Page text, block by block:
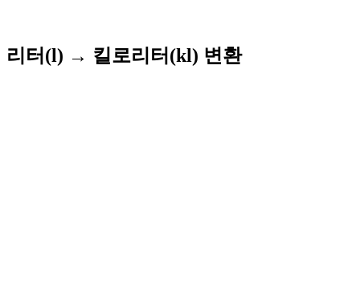
리터(l) → 킬로리터(kl) 변환